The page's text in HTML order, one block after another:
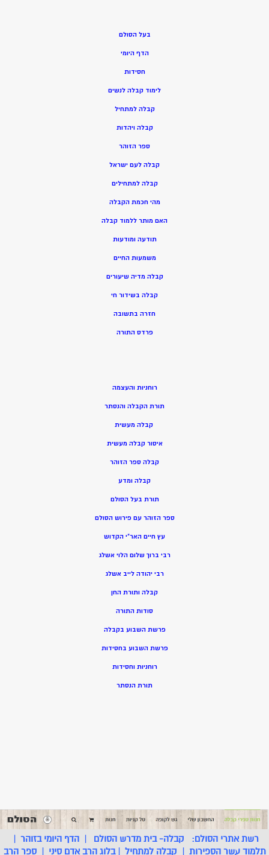
בעל הסולם
הדף היומי
חסידות
לימוד קבלה לנשים
קבלה למתחיל
קבלה ויהדות
ספר הזוהר
קבלה לעם ישראל
קבלה למתחילים
מהי חכמת הקבלה
האם מותר ללמוד קבלה
תודעה ומודעות
משמעות החיים
קבלה מדיה שיעורים
קבלה בשידור חי
חזרה בתשובה
פרדס התורה
רוחניות והעצמה
תורת הקבלה והנסתר
קבלה מעשית
איסור קבלה מעשית
קבלה ספר הזוהר
קבלה ומדע
תורת בעל הסולם
ספר הזוהר עם פירוש הסולם
עץ חיים האר”י הקדוש
רבי ברוך שלום הלוי אשלג
רבי יהודה לייב אשלג
קבלה ותורת החן
סודות התורה
פרשת השבוע בקבלה
פרשת השבוע בחסידות
רוחניות וחסידות
תורת הנסתר
רשת אתרי הסולם: קבלה- בית מדרש הסולם |הדף היומי בזוהר |
תלמוד עשר הספירות | קבלה למתחיל |בלוג הרב אדם סיני |ספר הרב